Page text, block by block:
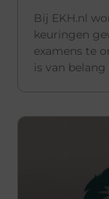
Bij EKH.nl
keuringen
examens te
is van